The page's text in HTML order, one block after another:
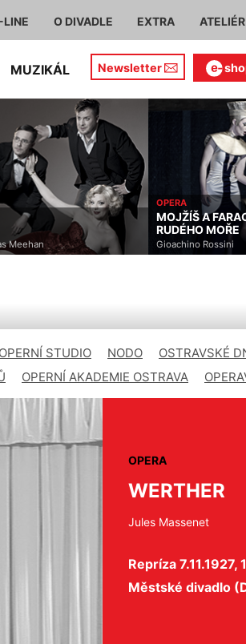
LINE O DIVADLE EXTRA ATELIÉR
MUZIKÁL Newsletter
Meehan
OPERA
MOJŽÍŠ A
RUDÉHO MOŘE
Gioachino Rossini
OPERNÍ STUDIO NODO OSTRAVSKÉ
OPERNÍ AKADEMIE OSTRAVA
OPERA
WERTHER
Jules Massenet
Repríza 7.11.1927,
Městské divadlo